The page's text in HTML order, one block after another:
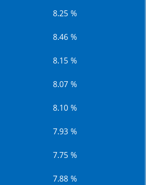
8.25 %
8.46 %
8.15 %
8.07 %
8.10 %
7.93 %
7.75 %
7.88 %